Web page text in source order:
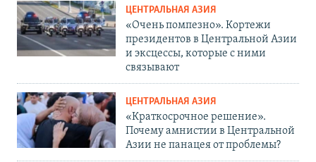
ЦЕНТРАЛЬНАЯ АЗИЯ
«Очень помпезно». Кортежи
президентов в Центральной Азии
и эксцессы, которые с ними
связывают
ЦЕНТРАЛЬНАЯ АЗИЯ
«Краткосрочное решение».
Почему амнистии в Центральной
Азии не панацея от проблемы?